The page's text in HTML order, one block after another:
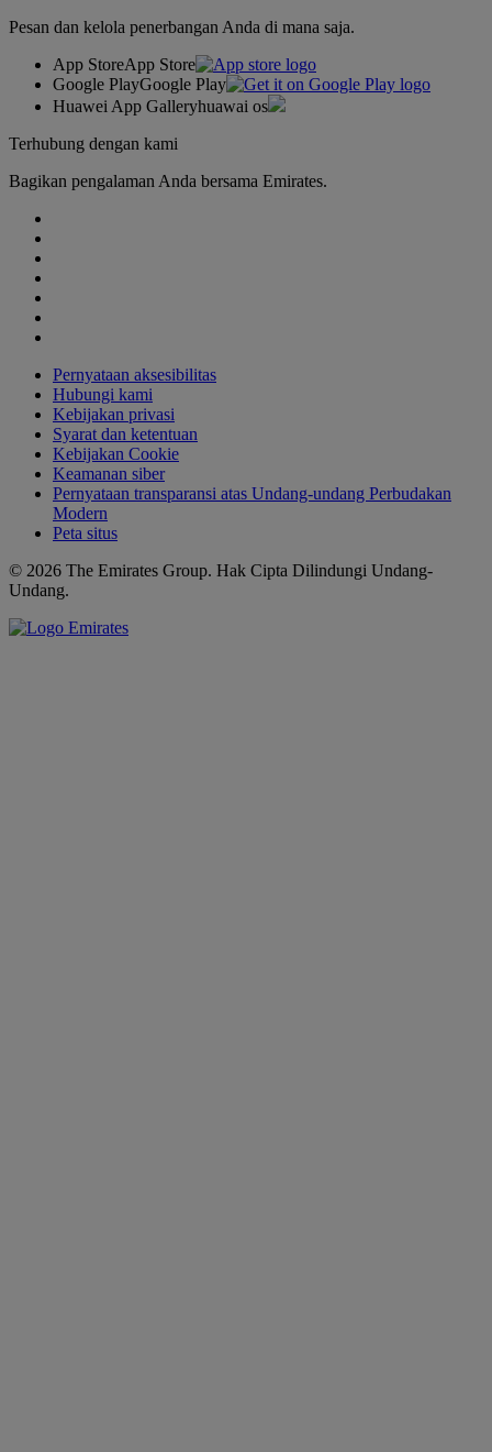
Pesan dan kelola penerbangan Anda di mana saja.
App StoreApp Store
Google PlayGoogle Play
Huawei App Galleryhuawai os
Terhubung dengan kami
Bagikan pengalaman Anda bersama Emirates.
Pernyataan aksesibilitas
Hubungi kami
Kebijakan privasi
Syarat dan ketentuan
Kebijakan Cookie
Keamanan siber
Pernyataan transparansi atas Undang-undang Perbudakan
Modern
Peta situs
© 2026 The Emirates Group. Hak Cipta Dilindungi Undang-
Undang.